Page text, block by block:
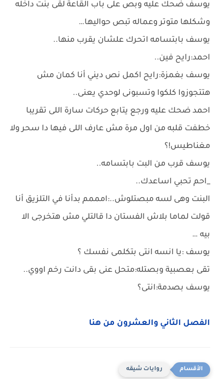
يوسف ضحك عليه وبص على باب القاعة لقى بنت داخله
وشكلها متوتر وعماله تبص حواليها…
يوسف بابتسامه اتحرك علشان يقرب منها..
احمد:رايح فين..
يوسف بغمزة:رايح اكمل نص ديني أنا كمان مش
هتتجوزوا كلكوا وتسبونى لوحدي يعنى..
احمد ضحك عليه ورجع يتابع حركات سارة اللى تقريبا
خطفت قلبه من اول مرة مش عارف اللى فيها دا سحر ولا
مغناطيس!؟
يوسف قرب من البت بابتسامه..
_احم تحبي اساعدك..
البنت وهى لسه مبصتلوش..:امممم بدأنا في التلزيق أنا
قولت لماما بلاش الفستان دا قالتلي مش هتخرجى الا
بيه …
يوسف :يا انسه انتى بتكلمى نفسك ؟
تقى بعصبية وبصتله:متحل عنى بقى دانت رخم اووي..
يوسف بصدمة:انتى؟
الفصل الثاني والعشرون من هنا
روايات شيقه